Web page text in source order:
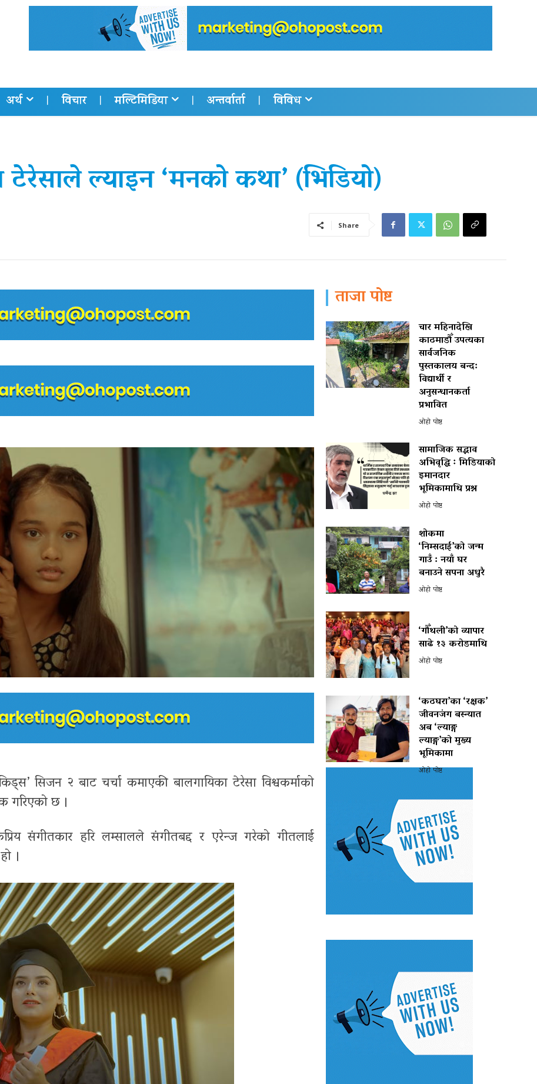
अर्थ विचार मल्टिमिडिया अन्तर्वार्ता विविध
ल्याइन ‘मनको कथा’ (भिडियो)
Share
सिजन २ बाट चर्चा कमाएकी बालगायिका टेरेसा विश्वकर्माको
गरिएको छ ।
संगीतकार हरि लम्सालले संगीतबद्द र एरेन्ज गरेको गीतलाई
।
ताजा पोष्ट
चार महिनादेखि
काठमाडौँ उपत्यका
सार्वजनिक
पुस्तकालय बन्द:
विद्यार्थी र
अनुसन्धानकर्ता
प्रभावित
ओहो पोष्ट
सामाजिक सद्भाव
अभिवृद्धि ः मिडियाको
इमानदार
भूमिकामाथि प्रश्न
ओहो पोष्ट
शोकमा
‘निम्सदाई’को जन्म
गाउँ : नयाँ घर
बनाउने सपना अधुरै
ओहो पोष्ट
‘गौँथली’को व्यापार
साढे १३ करोडमाथि
ओहो पोष्ट
‘कठघरा’का ‘रक्षक’
जीवनजंग बस्न्यात
अब ‘ल्याङ्ग
ल्याङ्ग’को मुख्य
भूमिकामा
ओहो पोष्ट